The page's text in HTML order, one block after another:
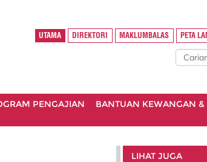
UTAMA DIREKTORI MAKLUMBALAS PETA
PENGAJIAN BANTUAN KEWANGAN &
LIHAT JUGA